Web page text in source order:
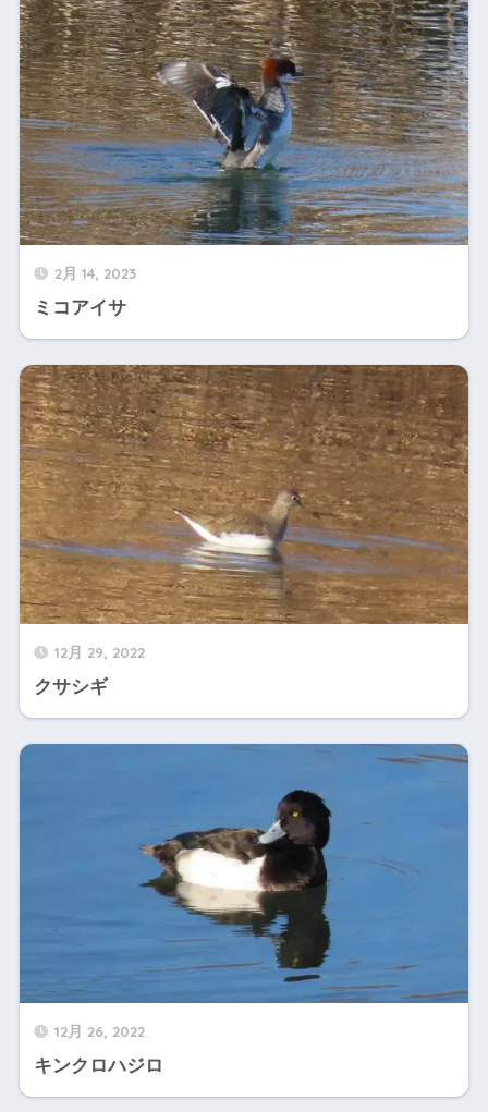
2月 14, 2023
ミコアイサ
12月 29, 2022
クサシギ
12月 26, 2022
キンクロハジロ